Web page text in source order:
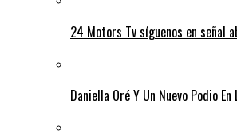
24 Motors Tv síguenos en señal
Daniella Oré Y Un Nuevo Podio